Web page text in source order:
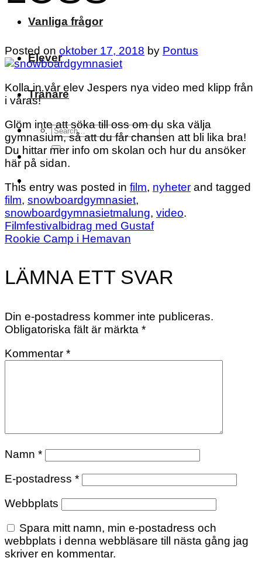
Vanliga frågor
Elever
Tränare
Posted on oktober 17, 2018 by Pontus
Kolla in vår elev Jespers nya video med klipp från
i våras!
Glöm inte att söka till oss om du ska välja
gymnasium, så att du får chansen att bli lika bra!
Du hittar mer info om skolan och hur du ansöker
här på sidan.
This entry was posted in film, nyheter and tagged
film, snowboardgymnasiet,
snowboardgymnasietmalung, video.
Filmfestivalbidrag med Gustaf
Rookie Camp i Hemavan
LÄMNA ETT SVAR
Din e-postadress kommer inte publiceras.
Obligatoriska fält är märkta *
Kommentar *
Namn *
E-postadress *
Webbplats
Spara mitt namn, min e-postadress och
webbplats i denna webbläsare till nästa gång jag
skriver en kommentar.